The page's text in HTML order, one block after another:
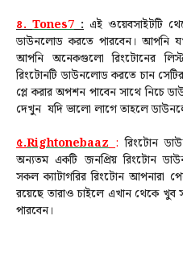
৪.Tones7: এই ওয়েবসাইটটি
ডাউনলোড করতে পারবেন। আপনি
আপনি অনেকগুলো রিংটোনের
রিংটোনটি ডাউনলোড করতে চান
প্লে করার অপশন পাবেন সাথে নিচে
দেখুন যদি ভালো লাগে তাহলে
৫.Rightonebaaz :রিংটোন
অন্যতম একটি জনপ্রিয় রিংটোন
সকল ক্যাটাগরির রিংটোন আপনারা
রয়েছে তারাও চাইলে এখান থেকে
পারবেন।